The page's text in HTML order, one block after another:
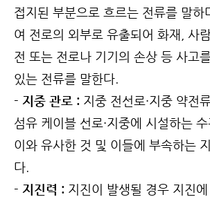
접지된 부분으로 흐르는 전류를 말하
여 전로의 외부로 유출되어 화재, 사
전 또는 전로나 기기의 손상 등 사고
있는 전류를 말한다.
- 지중 관로 : 지중 전선로·지중 약전
섬유 케이블 선로·지중에 시설하는
이와 유사한 것 및 이들에 부속하는
다.
- 지진력 : 지진이 발생될 경우 지진에